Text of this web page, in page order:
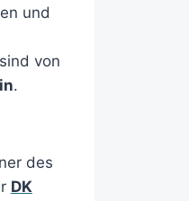
und
von
.
des
DK